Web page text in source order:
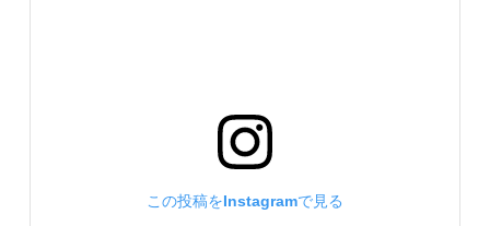
この投稿をInstagramで見る